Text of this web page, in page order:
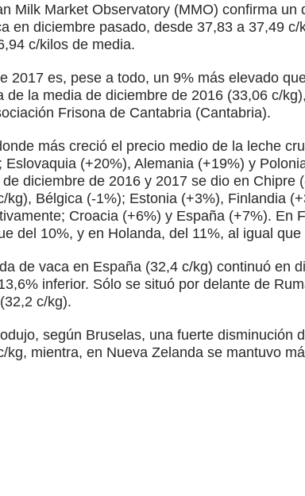
Milk Market Observatory (MMO) confirma un
en diciembre pasado, desde 37,83 a 37,49
c/kilos de media.
2017 es, pese a todo, un 9% más elevado
de la media de diciembre de 2016 (33,06 c/
Frisona de Cantabria (Cantabria).
más creció el precio medio de la leche
(+20%), Alemania (+19%) y
diciembre de 2016 y 2017 se dio en Chipre
kg), Bélgica (-1%); Estonia (+3%), Finlandia
Croacia (+6%) y España (+7%). En
del 10%, y en Holanda, del 11%, al igual que
de vaca en España (32,4 c/kg) continuó en
inferior. Sólo se situó por delante de
c/kg).
según Bruselas, una fuerte disminución
kg, mientra, en Nueva Zelanda se mantuvo